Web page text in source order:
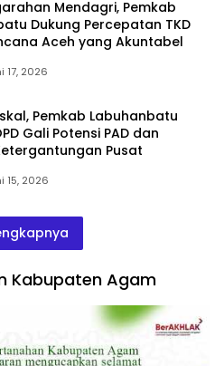
Mendagri, Pemkab
Dukung Percepatan TKD
Aceh yang Akuntabel
17, 2026
Pemkab Labuhanbatu
Gali Potensi PAD dan
Pusat
15, 2026
Kabupaten Agam